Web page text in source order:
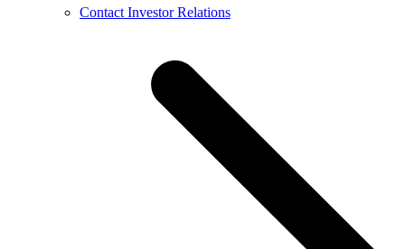
Contact Investor Relations